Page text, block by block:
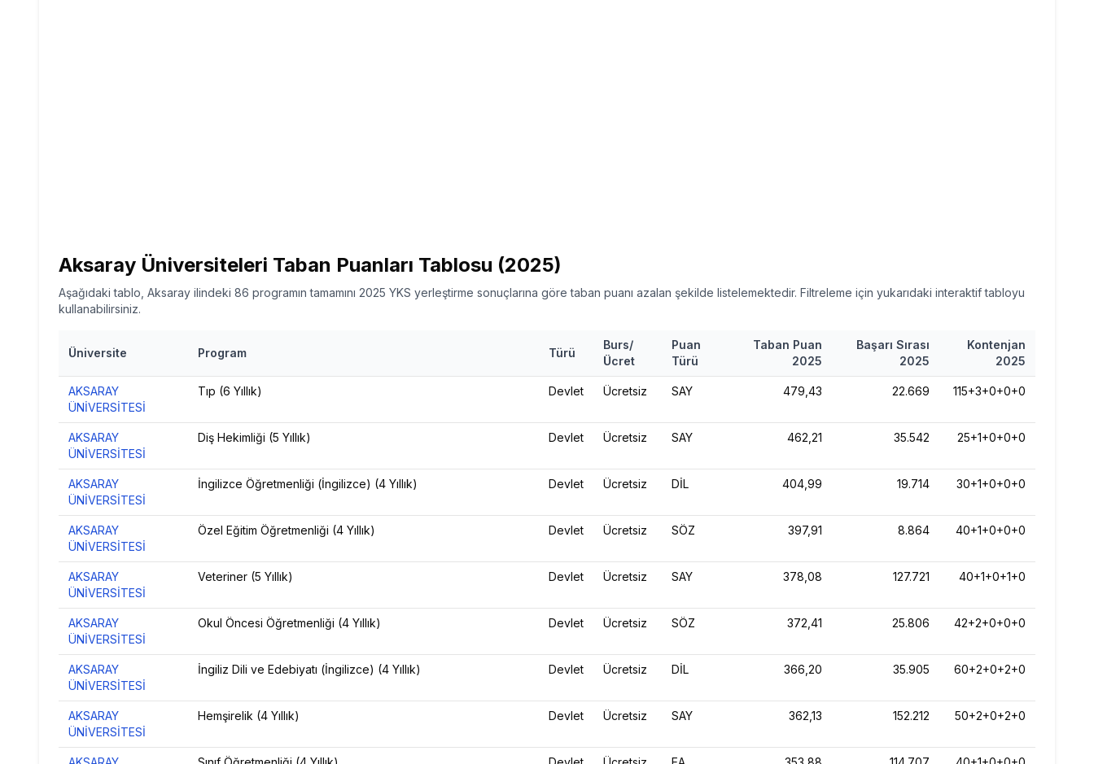
Aksaray Üniversiteleri Taban Puanları Tablosu (2025)
Aşağıdaki tablo, Aksaray ilindeki 86 programın tamamını 2025 YKS yerleştirme sonuçlarına göre taban puanı azalan şekilde listelemektedir. Filtreleme için yukarıdaki interaktif tabloyu
kullanabilirsiniz.
Üniversite Program Türü
Burs/
Ücret
Puan
Türü
Taban Puan
2025
Başarı Sırası
2025
Kontenjan
2025
AKSARAY
ÜNİVERSİTESİ
Tıp (6 Yıllık) Devlet Ücretsiz SAY 479,43 22.669 115+3+0+0+0
AKSARAY
ÜNİVERSİTESİ
Diş Hekimliği (5 Yıllık) Devlet Ücretsiz SAY 462,21 35.542 25+1+0+0+0
AKSARAY
ÜNİVERSİTESİ
İngilizce Öğretmenliği (İngilizce) (4 Yıllık) Devlet Ücretsiz DİL 404,99 19.714 30+1+0+0+0
AKSARAY
ÜNİVERSİTESİ
Özel Eğitim Öğretmenliği (4 Yıllık) Devlet Ücretsiz SÖZ 397,91 8.864 40+1+0+0+0
AKSARAY
ÜNİVERSİTESİ
Veteriner (5 Yıllık) Devlet Ücretsiz SAY 378,08 127.721 40+1+0+1+0
AKSARAY
ÜNİVERSİTESİ
Okul Öncesi Öğretmenliği (4 Yıllık) Devlet Ücretsiz SÖZ 372,41 25.806 42+2+0+0+0
AKSARAY
ÜNİVERSİTESİ
İngiliz Dili ve Edebiyatı (İngilizce) (4 Yıllık) Devlet Ücretsiz DİL 366,20 35.905 60+2+0+2+0
AKSARAY
ÜNİVERSİTESİ
Hemşirelik (4 Yıllık) Devlet Ücretsiz SAY 362,13 152.212 50+2+0+2+0